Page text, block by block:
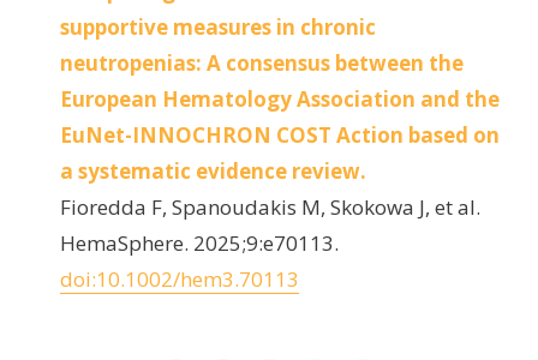
supportive measures in chronic
neutropenias: A consensus between the
European Hematology Association and the
EuNet-INNOCHRON COST Action based on
a systematic evidence review.
Fioredda F, Spanoudakis M, Skokowa J, et al.
HemaSphere. 2025;9:e70113.
doi:10.1002/hem3.70113